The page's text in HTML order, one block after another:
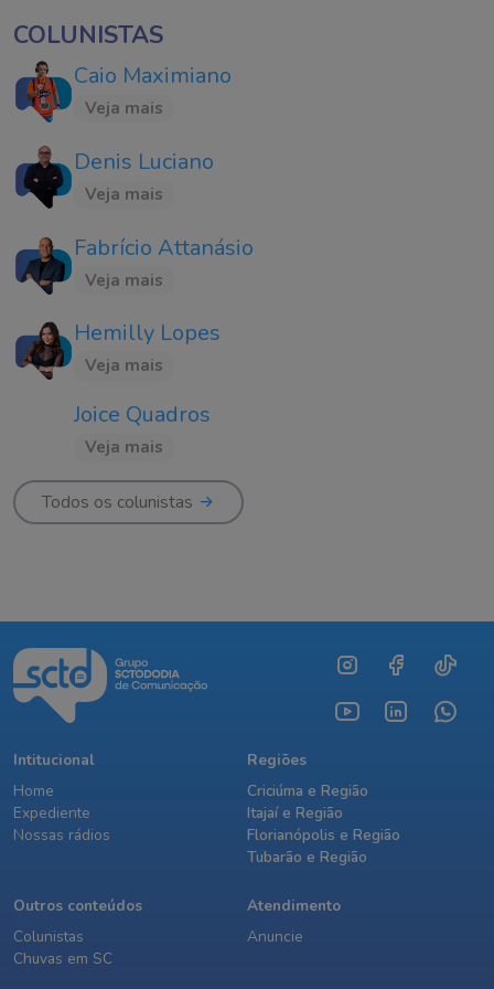
COLUNISTAS
Caio Maximiano
Veja mais
Denis Luciano
Veja mais
Fabrício Attanásio
Veja mais
Hemilly Lopes
Veja mais
Joice Quadros
Veja mais
Todos os colunistas
Intitucional
Home
Expediente
Nossas rádios
Regiões
Criciúma e Região
Itajaí e Região
Florianópolis e Região
Tubarão e Região
Outros conteúdos
Colunistas
Chuvas em SC
Atendimento
Anuncie